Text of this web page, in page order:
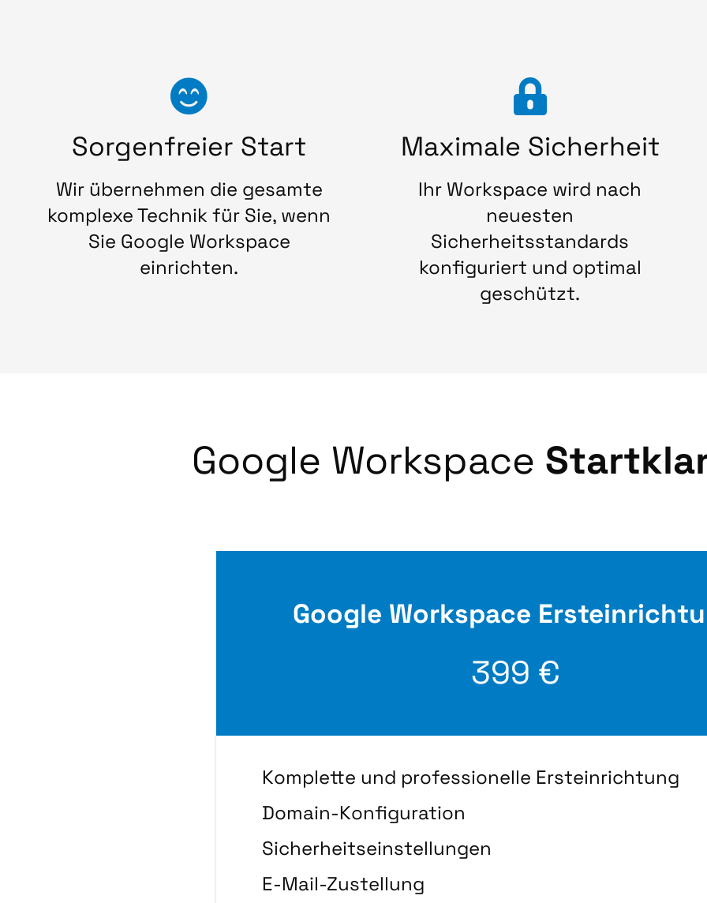
Sorgenfreier Start
Wir übernehmen die gesamte
komplexe Technik für Sie, wenn
Sie Google Workspace
einrichten.
Maximale Sicherheit
Ihr Workspace wird nach
neuesten
Sicherheitsstandards
konfiguriert und optimal
geschützt.
Google Workspace
Google Workspace
399 €
Komplette und professionelle Ersteinrichtung
Domain-Konfiguration
Sicherheitseinstellungen
E-Mail-Zustellung